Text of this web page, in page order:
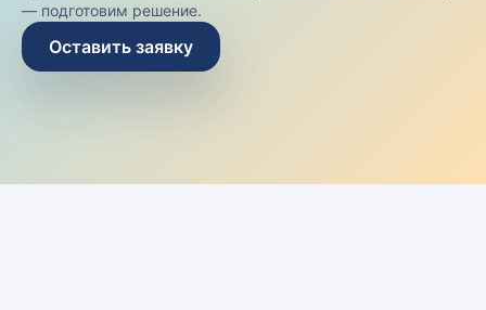
— подготовим решение.
Оставить заявку